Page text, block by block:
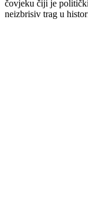
čovjeku čiji je
neizbrisiv trag u